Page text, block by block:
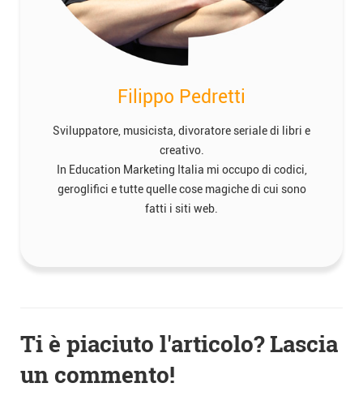
Filippo Pedretti
Sviluppatore, musicista, divoratore seriale di libri e
creativo.
In Education Marketing Italia mi occupo di codici,
geroglifici e tutte quelle cose magiche di cui sono
fatti i siti web.
Navigazione
articoli
Ti è piaciuto l'articolo? Lascia
un commento!